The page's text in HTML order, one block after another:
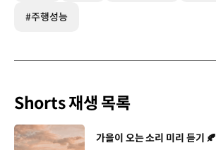
#주행성능
Shorts 재생 목록
[동영상]
가을이 오는 소리 미리 듣기 🍂